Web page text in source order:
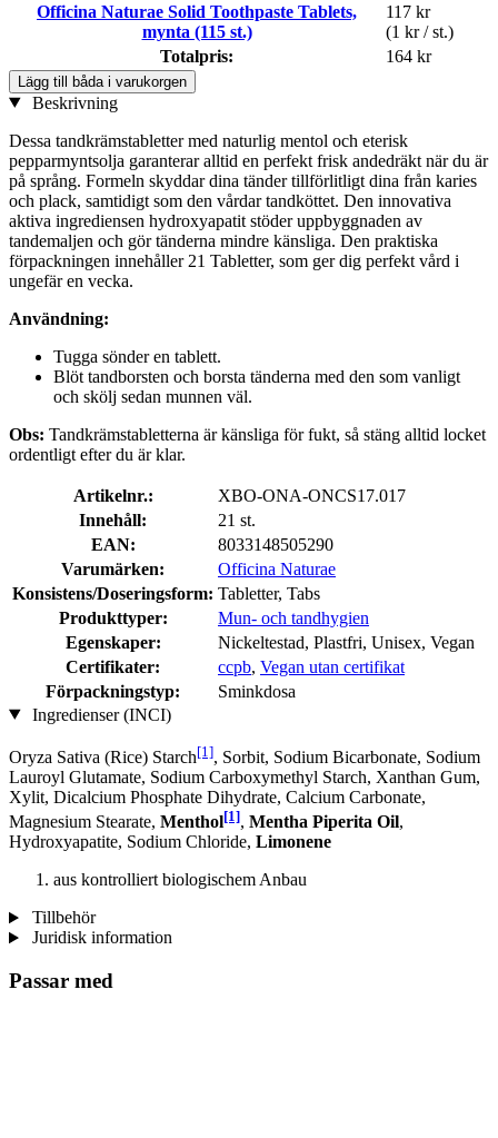
Officina Naturae Solid Toothpaste Tablets,
mynta (115 st.)
117 kr
(1 kr / st.)
Totalpris:
164 kr
Lägg till båda i varukorgen
Beskrivning
Dessa tandkrämstabletter med naturlig mentol och eterisk
pepparmyntsolja garanterar alltid en perfekt frisk andedräkt när du är
på språng. Formeln skyddar dina tänder tillförlitligt dina från karies
och plack, samtidigt som den vårdar tandköttet. Den innovativa
aktiva ingrediensen hydroxyapatit stöder uppbyggnaden av
tandemaljen och gör tänderna mindre känsliga. Den praktiska
förpackningen innehåller 21 Tabletter, som ger dig perfekt vård i
ungefär en vecka.
Användning:
Tugga sönder en tablett.
Blöt tandborsten och borsta tänderna med den som vanligt
och skölj sedan munnen väl.
Obs: Tandkrämstabletterna är känsliga för fukt, så stäng alltid locket
ordentligt efter du är klar.
Artikelnr.:
XBO-ONA-ONCS17.017
Innehåll:
21 st.
EAN:
8033148505290
Varumärken:
Officina Naturae
Konsistens/Doseringsform: Tabletter, Tabs
Produkttyper:
Mun- och tandhygien
Egenskaper:
Nickeltestad, Plastfri, Unisex, Vegan
Certifikater:
ccpb, Vegan utan certifikat
Förpackningstyp:
Sminkdosa
Ingredienser (INCI)
Oryza Sativa (Rice) Starch[1], Sorbit, Sodium Bicarbonate, Sodium
Lauroyl Glutamate, Sodium Carboxymethyl Starch, Xanthan Gum,
Xylit, Dicalcium Phosphate Dihydrate, Calcium Carbonate,
Magnesium Stearate, Menthol[1], Mentha Piperita Oil,
Hydroxyapatite, Sodium Chloride, Limonene
aus kontrolliert biologischem Anbau
Tillbehör
Juridisk information
Passar med